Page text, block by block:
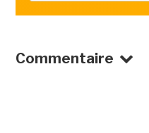
Commentaire